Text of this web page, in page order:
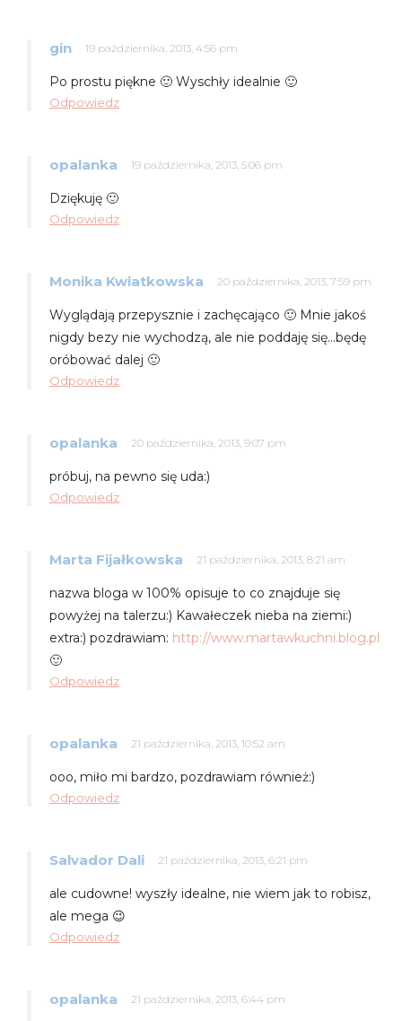
gin 19 października, 2013, 4:56 pm
Po prostu piękne 🙂 Wyschły idealnie 🙂
Odpowiedz
opalanka 19 października, 2013, 5:06 pm
Dziękuję 🙂
Odpowiedz
Monika Kwiatkowska 20 października, 2013, 7:59 pm
Wyglądają przepysznie i zachęcająco 🙂 Mnie jakoś
nigdy bezy nie wychodzą, ale nie poddaję się…będę
oróbować dalej 🙂
Odpowiedz
opalanka 20 października, 2013, 9:07 pm
próbuj, na pewno się uda:)
Odpowiedz
Marta Fijałkowska 21 października, 2013, 8:21 am
nazwa bloga w 100% opisuje to co znajduje się
powyżej na talerzu:) Kawałeczek nieba na ziemi:)
extra:) pozdrawiam: http://www.martawkuchni.blog.pl
🙂
Odpowiedz
opalanka 21 października, 2013, 10:52 am
ooo, miło mi bardzo, pozdrawiam również:)
Odpowiedz
Salvador Dali 21 października, 2013, 6:21 pm
ale cudowne! wyszły idealne, nie wiem jak to robisz,
ale mega 😉
Odpowiedz
opalanka 21 października, 2013, 6:44 pm